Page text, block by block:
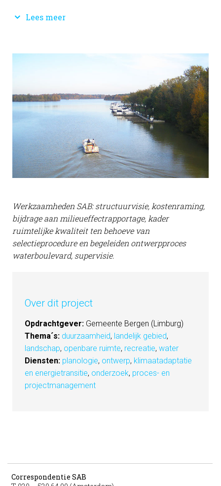
Lees meer
Werkzaamheden SAB: structuurvisie, kostenraming,
bijdrage aan milieueffectrapportage, kader
ruimtelijke kwaliteit ten behoeve van
selectieprocedure en begeleiden ontwerpproces
waterboulevard, supervisie.
Over dit project
Opdrachtgever: Gemeente Bergen (Limburg)
Thema´s: duurzaamheid, landelijk gebied,
landschap, openbare ruimte, recreatie, water
Diensten: planologie, ontwerp, klimaatadaptatie
en energietransitie, onderzoek, proces- en
projectmanagement
Correspondentie SAB